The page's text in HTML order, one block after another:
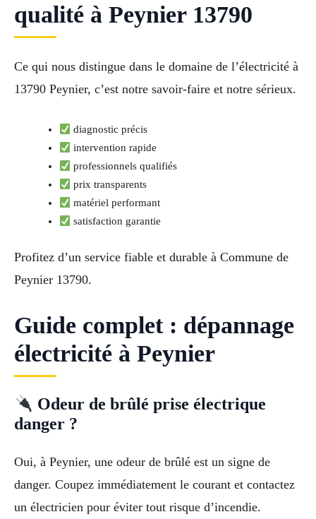
qualité à Peynier 13790
Ce qui nous distingue dans le domaine de l’électricité à
13790 Peynier, c’est notre savoir-faire et notre sérieux.
diagnostic précis
intervention rapide
professionnels qualifiés
prix transparents
matériel performant
satisfaction garantie
Profitez d’un service fiable et durable à Commune de
Peynier 13790.
Guide complet : dépannage
électricité à Peynier
Odeur de brûlé prise électrique
danger ?
Oui, à Peynier, une odeur de brûlé est un signe de
danger. Coupez immédiatement le courant et contactez
un électricien pour éviter tout risque d’incendie.